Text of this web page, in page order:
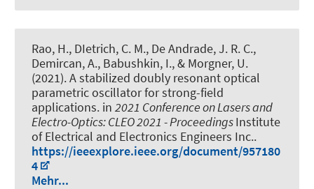
Rao, H., DIetrich, C. M., De Andrade, J. R. C.,
Demircan, A., Babushkin, I., & Morgner, U.
(2021).A stabilized doubly resonant optical
parametric oscillator for strong-field
applications. in 2021 Conference on Lasers and
Electro-Optics: CLEO 2021 - ProceedingsInstitute
of Electrical and Electronics Engineers Inc..
https://ieeexplore.ieee.org/document/957180
4
Mehr...